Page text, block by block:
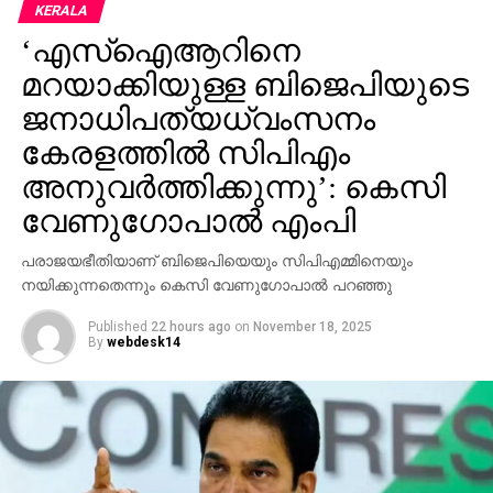
KERALA
‘എസ്‌ഐആറിനെ
മറയാക്കിയുള്ള ബിജെപിയുടെ
ജനാധിപത്യധ്വംസനം
കേരളത്തില്‍ സിപിഎം
അനുവര്‍ത്തിക്കുന്നു’: കെസി
വേണുഗോപാല്‍ എംപി
പരാജയഭീതിയാണ് ബിജെപിയെയും സിപിഎമ്മിനെയും
നയിക്കുന്നതെന്നും കെസി വേണുഗോപാല്‍ പറഞ്ഞു
Published 22 hours ago on November 18, 2025
By webdesk14